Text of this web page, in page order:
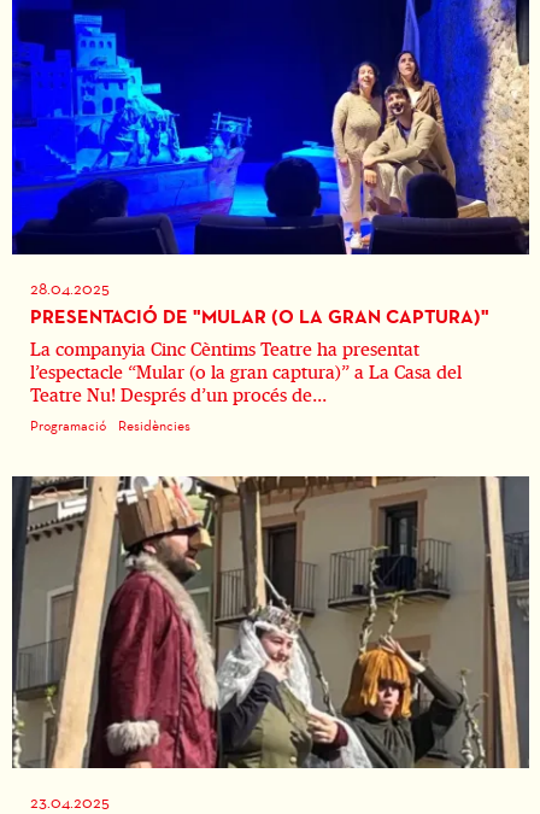
28.04.2025
PRESENTACIÓ DE "MULAR (O LA GRAN CAPTURA)"
La companyia Cinc Cèntims Teatre ha presentat
l’espectacle “Mular (o la gran captura)” a La Casa del
Teatre Nu! Després d’un procés de...
Programació Residències
23.04.2025